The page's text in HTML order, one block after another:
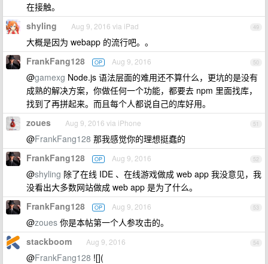
在接触。
49
shyling Aug 9, 2016 via iPad
大概是因为 webapp 的流行吧。。
50
FrankFang128 OP Aug 9, 2016
@gamexg Node.js 语法层面的难用还不算什么，更坑的是没有
成熟的解决方案，你做任何一个功能，都要去 npm 里面找库，
找到了再拼起来。而且每个人都说自己的库好用。
51
zoues Aug 9, 2016 via iPhone
@FrankFang128 那我感觉你的理想挺蠢的
52
FrankFang128 OP Aug 9, 2016
@shyling 除了在线 IDE 、在线游戏做成 web app 我没意见，我
没看出大多数网站做成 web app 是为了什么。
53
FrankFang128 OP Aug 9, 2016
@zoues 你是本帖第一个人参攻击的。
54
stackboom Aug 9, 2016
@FrankFang128 ![](